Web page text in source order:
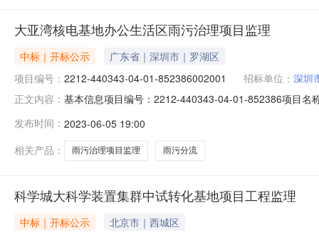
大亚湾核电基地办公生活区雨污治理项目监理
中标｜开标公示
广东省｜深圳市｜罗湖区
项目编号： 2212-440343-04-01-852386002001 招标单位： 深圳
正文内容： 基本信息项目编号：2212-440343-04-01-852386项目名
始时间：2023-06-05发布截止时间：2023-06-08公示环
发布时间： 2023-06-05 19:00
相关产品：
雨污治理项目监理 雨污分流
科学城大科学装置集群中试转化基地项目工程监理
中标｜开标公示
北京市｜西城区